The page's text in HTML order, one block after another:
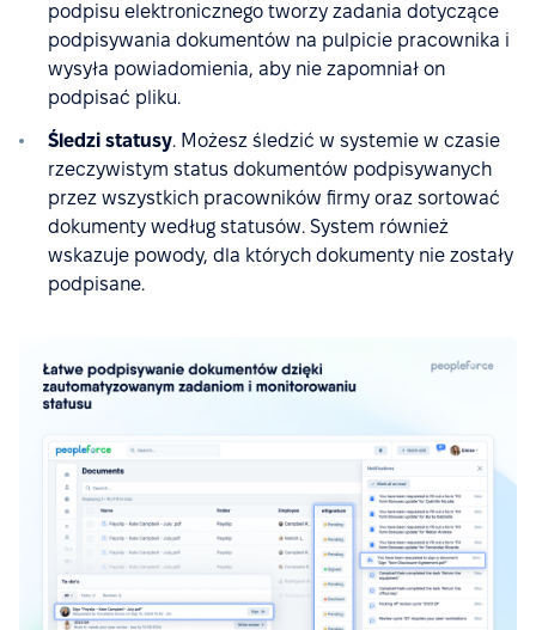
podpisu elektronicznego tworzy zadania dotyczące
podpisywania dokumentów na pulpicie pracownika i
wysyła powiadomienia, aby nie zapomniał on
podpisać pliku.
Śledzi statusy. Możesz śledzić w systemie w czasie
rzeczywistym status dokumentów podpisywanych
przez wszystkich pracowników firmy oraz sortować
dokumenty według statusów. System również
wskazuje powody, dla których dokumenty nie zostały
podpisane.